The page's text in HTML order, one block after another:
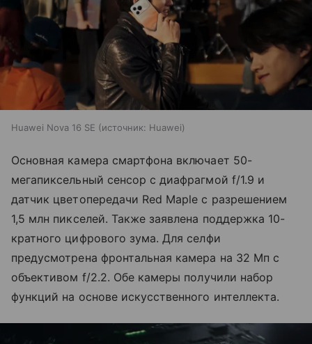
Huawei Nova 16 SE источник: Huawei
Основная камера смартфона включает 50-
мегапиксельный сенсор с диафрагмой f/1.9 и
датчик цветопередачи Red Maple с разрешением
1,5 млн пикселей. Также заявлена поддержка 10-
кратного цифрового зума. Для селфи
предусмотрена фронтальная камера на 32 Мп с
объективом f/2.2. Обе камеры получили набор
функций на основе искусственного интеллекта.